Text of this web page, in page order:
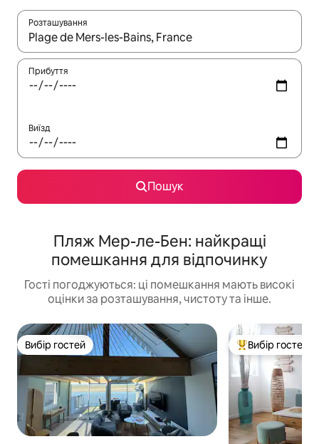
Розташування
Отримавши результати пошуку, використовуйте для
Прибуття
Виїзд
Пошук
Пляж Мер-ле-Бен: найкращі
помешкання для відпочинку
Гості погоджуються: ці помешкання мають високі
оцінки за розташування, чистоту та інше.
Вибір гостей
Вибір гостей Топ вибір гостей
Вибір гостей